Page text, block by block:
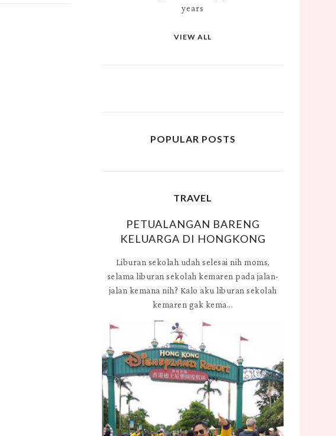
years
VIEW ALL
POPULAR POSTS
TRAVEL
PETUALANGAN BARENG
KELUARGA DI HONGKONG
Liburan sekolah udah selesai nih moms,
selama liburan sekolah kemaren pada jalan-
jalan kemana nih? Kalo aku liburan sekolah
kemaren gak kema...